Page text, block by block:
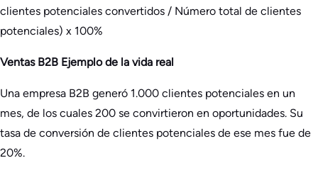
clientes potenciales convertidos / Número total de clientes
potenciales) x 100%
Ventas B2B Ejemplo de la vida real
Una empresa B2B generó 1.000 clientes potenciales en un
mes, de los cuales 200 se convirtieron en oportunidades. Su
tasa de conversión de clientes potenciales de ese mes fue de
20%.